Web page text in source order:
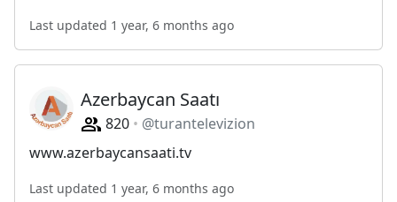
Last updated 1 year, 6 months ago
Azerbaycan Saatı
820
@turantelevizion
www.azerbaycansaati.tv
Last updated 1 year, 6 months ago